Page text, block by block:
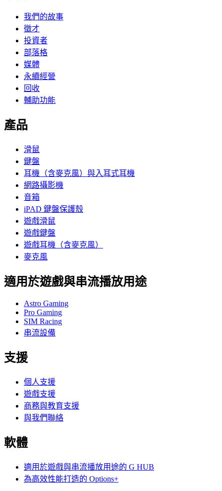
我們的故事
徵才
投資者
部落格
媒體
永續經營
回收
輔助功能
產品
滑鼠
鍵盤
耳機（含麥克風）與入耳式耳機
網路攝影機
音箱
iPAD 鍵盤保護殼
遊戲滑鼠
遊戲鍵盤
遊戲耳機（含麥克風）
麥克風
適用於遊戲與串流播放用途
Astro Gaming
Pro Gaming
SIM Racing
串流設備
支援
個人支援
遊戲支援
商務與教育支援
與我們聯絡
軟體
適用於遊戲與串流播放用途的 G HUB
為高效性能打造的 Options+